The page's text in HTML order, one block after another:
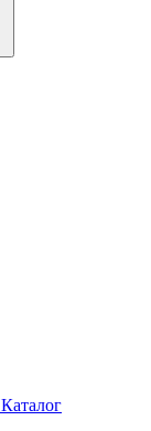
Каталог